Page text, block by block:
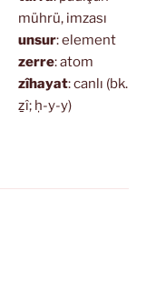
mührü, imzası
unsur: element
zerre: atom
zîhayat: canlı (bk.
ẕî; ḥ-y-y)